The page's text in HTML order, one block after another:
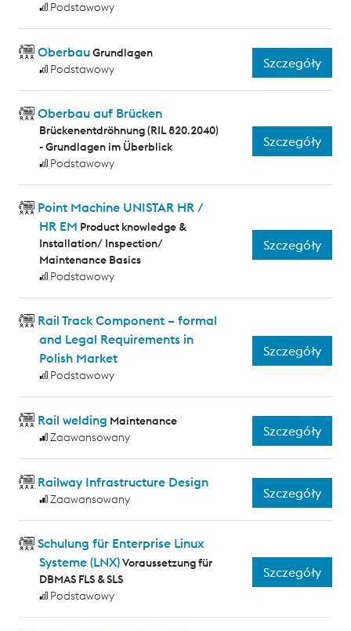
Podstawowy
OberbauGrundlagen
Podstawowy
Szczegóły
Oberbau auf Brücken
Brückenentdröhnung (RIL 820.2040)
- Grundlagen im Überblick
Podstawowy
Szczegóły
Point Machine UNISTAR HR /
HR EM Product knowledge &
Installation/ Inspection/
Maintenance Basics
Podstawowy
Szczegóły
Rail Track Component – formal
and Legal Requirements in
Polish Market
Podstawowy
Szczegóły
Rail welding Maintenance
Zaawansowany
Szczegóły
Railway Infrastructure Design
Zaawansowany Szczegóły
Schulung für Enterprise Linux
Systeme (LNX)Voraussetzung für
DBMAS FLS & SLS
Podstawowy
Szczegóły